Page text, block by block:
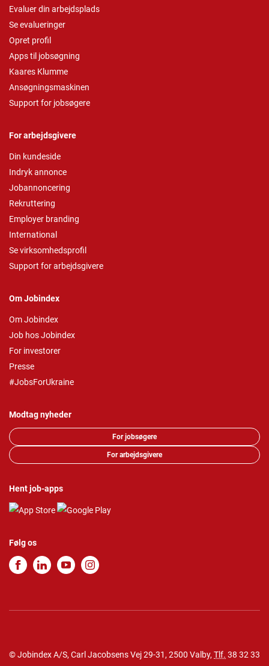
Evaluer din arbejdsplads
Se evalueringer
Opret profil
Apps til jobsøgning
Kaares Klumme
Ansøgningsmaskinen
Support for jobsøgere
For arbejdsgivere
Din kundeside
Indryk annonce
Jobannoncering
Rekruttering
Employer branding
International
Se virksomhedsprofil
Support for arbejdsgivere
Om Jobindex
Om Jobindex
Job hos Jobindex
For investorer
Presse
#JobsForUkraine
Modtag nyheder
For jobsøgere
For arbejdsgivere
Hent job-apps
Følg os
© Jobindex A/S, Carl Jacobsens Vej 29-31, 2500 Valby, Tlf. 38 32 33